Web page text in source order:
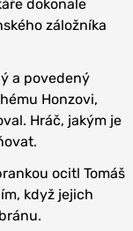
dokonale
záložníka
a povedený
Honzovi,
Hráč, jakým je
ocitl Tomáš
když jejich